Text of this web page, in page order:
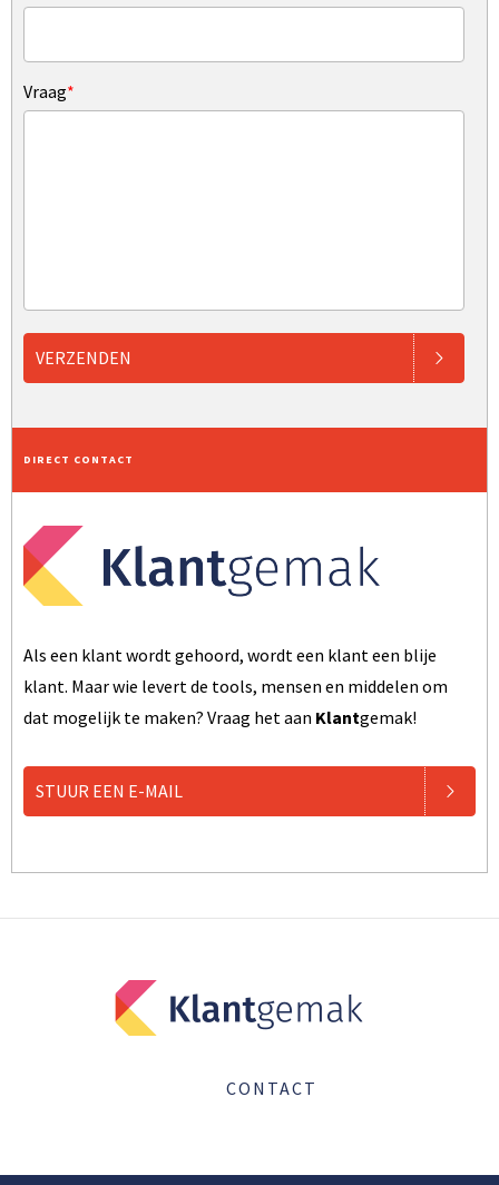
Vraag*
VERZENDEN
DIRECT CONTACT
Als een klant wordt gehoord, wordt een klant een blije
klant. Maar wie levert de tools, mensen en middelen om
dat mogelijk te maken? Vraag het aan Klantgemak!
STUUR EEN E-MAIL
CONTACT